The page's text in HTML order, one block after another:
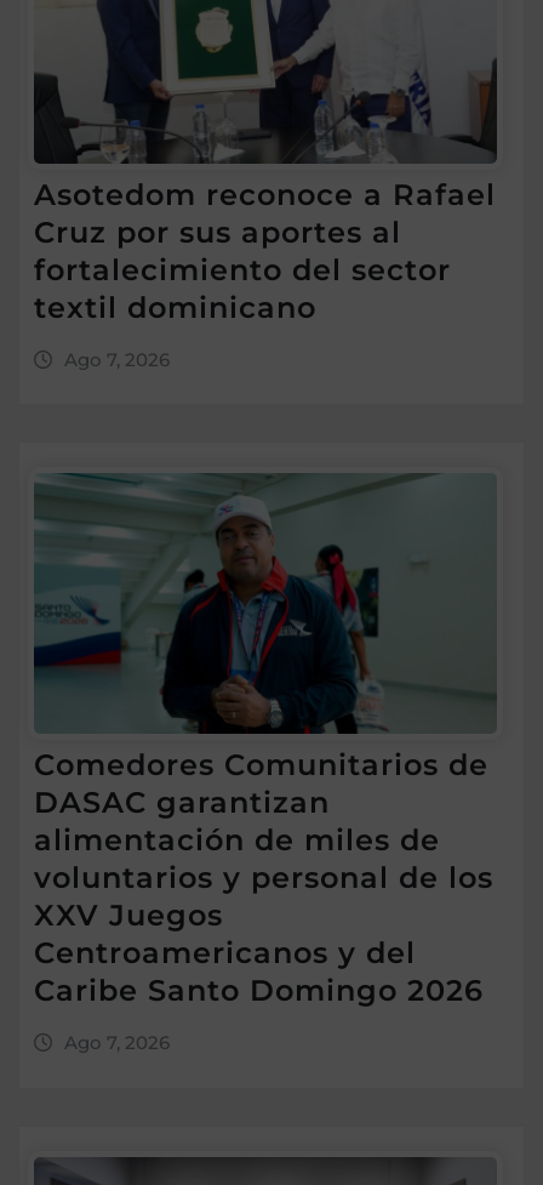
Asotedom reconoce a Rafael
Cruz por sus aportes al
fortalecimiento del sector
textil dominicano
Ago 7, 2026
Comedores Comunitarios de
DASAC garantizan
alimentación de miles de
voluntarios y personal de los
XXV Juegos
Centroamericanos y del
Caribe Santo Domingo 2026
Ago 7, 2026